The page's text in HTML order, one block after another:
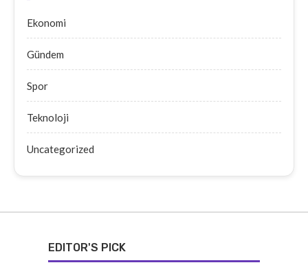
Ekonomi
Gündem
Spor
Teknoloji
Uncategorized
EDITOR'S PICK